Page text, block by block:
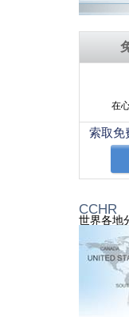
在
索取免
CCHR
世界各地